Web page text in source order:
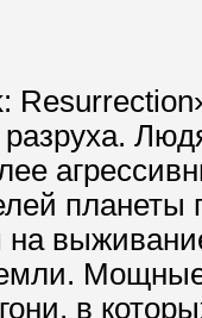
планеты
на
в